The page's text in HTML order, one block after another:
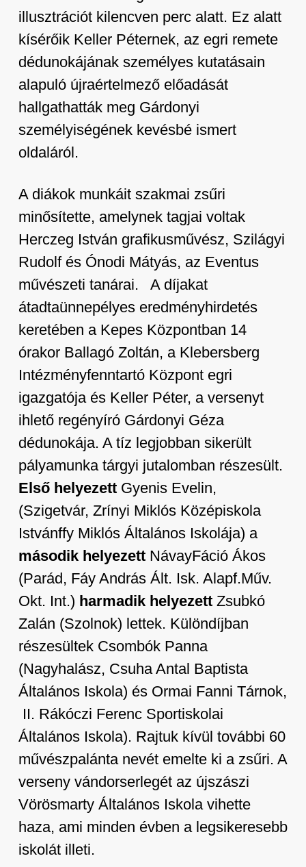
illusztrációt kilencven perc alatt. Ez alatt
kísérőik Keller Péternek, az egri remete
dédunokájának személyes kutatásain
alapuló újraértelmező előadását
hallgathatták meg Gárdonyi
személyiségének kevésbé ismert
oldaláról.
A diákok munkáit szakmai zsűri
minősítette, amelynek tagjai voltak
Herczeg István grafikusművész, Szilágyi
Rudolf és Ónodi Mátyás, az Eventus
művészeti tanárai. A díjakat
átadtaünnepélyes eredményhirdetés
keretében a Kepes Központban 14
órakor Ballagó Zoltán, a Klebersberg
Intézményfenntartó Központ egri
igazgatója és Keller Péter, a versenyt
ihlető regényíró Gárdonyi Géza
dédunokája. A tíz legjobban sikerült
pályamunka tárgyi jutalomban részesült.
Első helyezett Gyenis Evelin,
(Szigetvár, Zrínyi Miklós Középiskola
Istvánffy Miklós Általános Iskolája) a
második helyezettNávayFáció Ákos
(Parád, Fáy András Ált. Isk. Alapf.Műv.
Okt. Int.) harmadik helyezettZsubkó
Zalán (Szolnok) lettek. Különdíjban
részesültek Csombók Panna
(Nagyhalász, Csuha Antal Baptista
Általános Iskola) és Ormai Fanni Tárnok,
II. Rákóczi Ferenc Sportiskolai
Általános Iskola). Rajtuk kívül további 60
művészpalánta nevét emelte ki a zsűri. A
verseny vándorserlegét az újszászi
Vörösmarty Általános Iskola vihette
haza, ami minden évben a legsikeresebb
iskolát illeti.